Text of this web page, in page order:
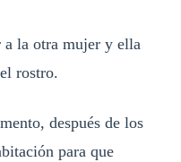
a la otra mujer y ella
rostro.
después de los
para que